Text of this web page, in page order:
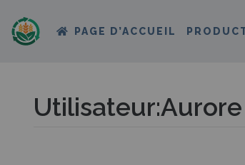
PAGE D’ACCUEIL
Utilisateur: